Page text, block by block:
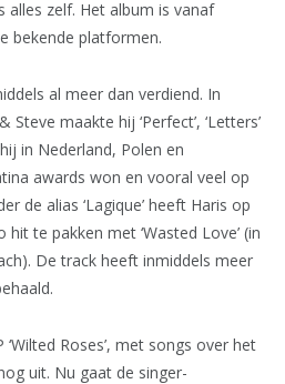
alles zelf. Het album is vanaf
bekende platformen.
al meer dan verdiend. In
maakte hij ‘Perfect’, ‘Letters’
in Nederland, Polen en
awards won en vooral veel op
de alias ‘Lagique’ heeft Haris op
te pakken met ‘Wasted Love’ (in
De track heeft inmiddels meer
Roses’, met songs over het
uit. Nu gaat de singer-